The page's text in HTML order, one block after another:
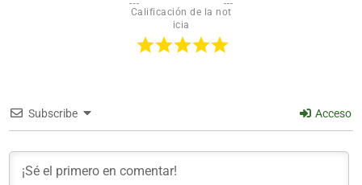
Calificación de la not
icia
Subscribe Acceso